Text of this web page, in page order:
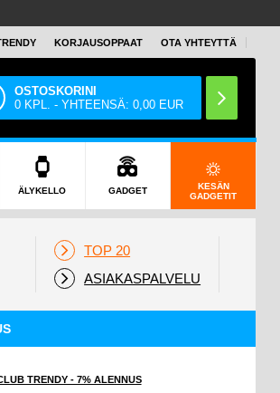
KORJAUSOPPAAT OTA YHTEYTTÄ
OSTOSKORINI
0 KPL. - YHTEENSÄ:0,00 EUR
ÄLYKELLO GADGET
KESÄN
GADGETIT
TOP 20
ASIAKASPALVELU
TRENDY - 7% ALENNUS